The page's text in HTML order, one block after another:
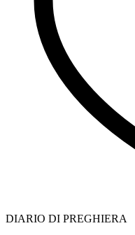
DIARIO DI PREGHIERA